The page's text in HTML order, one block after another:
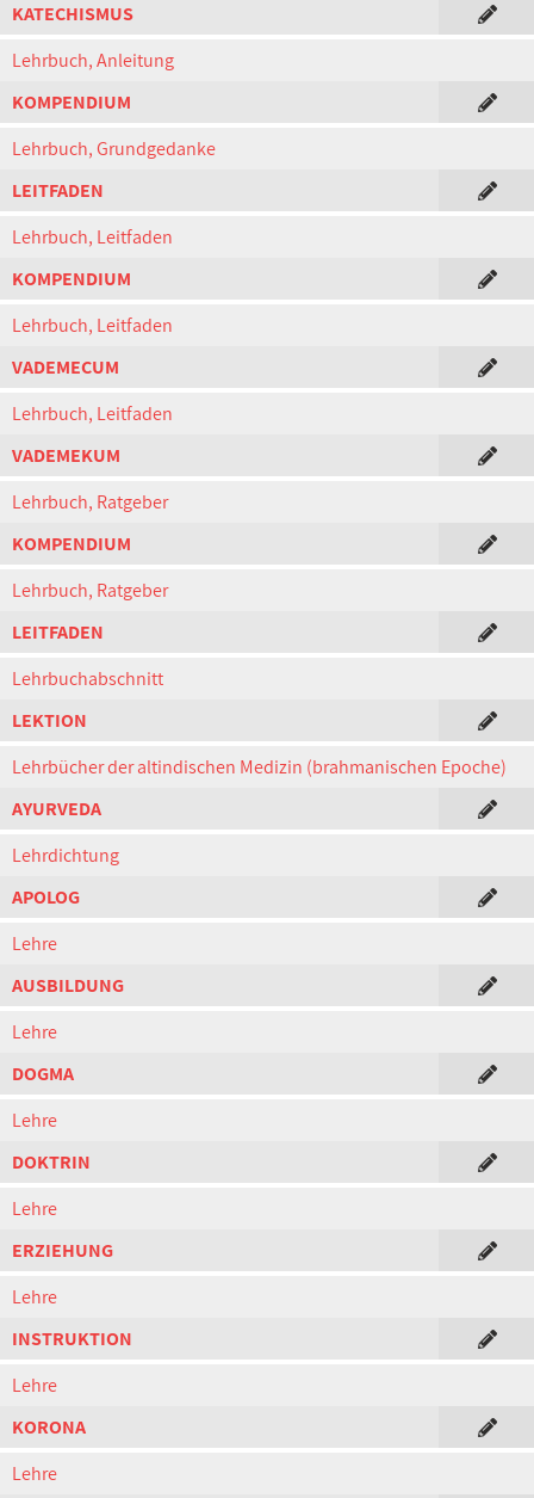
KATECHISMUS
Lehrbuch, Anleitung
KOMPENDIUM
Lehrbuch, Grundgedanke
LEITFADEN
Lehrbuch, Leitfaden
KOMPENDIUM
Lehrbuch, Leitfaden
VADEMECUM
Lehrbuch, Leitfaden
VADEMEKUM
Lehrbuch, Ratgeber
KOMPENDIUM
Lehrbuch, Ratgeber
LEITFADEN
Lehrbuchabschnitt
LEKTION
Lehrbücher der altindischen Medizin (brahmanischen Epoche)
AYURVEDA
Lehrdichtung
APOLOG
Lehre
AUSBILDUNG
Lehre
DOGMA
Lehre
DOKTRIN
Lehre
ERZIEHUNG
Lehre
INSTRUKTION
Lehre
KORONA
Lehre